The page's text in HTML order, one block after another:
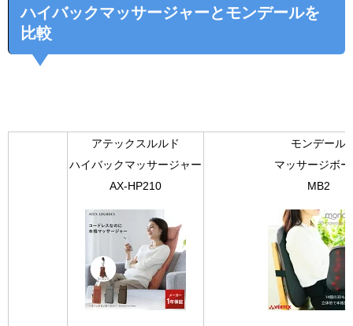
ハイバックマッサージャーとモンデールを
比較
アテックスルルド
ハイバックマッサージャー
AX-HP210
モンデール
マッサージボ
MB2